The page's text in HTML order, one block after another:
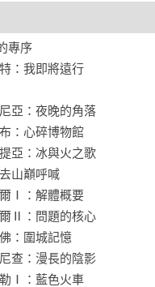
的電商教父，靠著開課教年
十個月的塞拉耶佛圍城的老
國的殘影、歷史的幽靈與人
爾幹在書中不再只是一個地
實存在。劉子超透過雙腳與
最平實的面貌，在血與蜜的
到無比動人的希望。
專序
：我即將遠行
亞：夜晚的角落
：心碎博物館
亞：冰與火之歌
山巔呼喊
Ⅰ：解體概要
Ⅱ：問題的核心
：圍城記憶
查：漫長的陰影
Ⅰ：藍色火車